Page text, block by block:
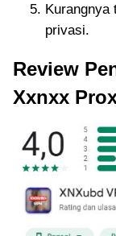
Kurangnya
privasi.
Review
Xxnxx